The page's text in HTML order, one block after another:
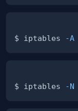
$ iptables -A
$ iptables -N